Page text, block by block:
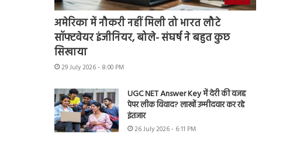
अमेरिका में नौकरी नहीं मिली तो भारत लौटे
सॉफ्टवेयर इंजीनियर, बोले- संघर्ष ने बहुत कुछ
सिखाया
29 July 2026 - 8:00 PM
UGC NET Answer Key में देरी की वजह
पेपर लीक विवाद? लाखों उम्मीदवार कर रहे
इंतजार
26 July 2026 - 6:11 PM